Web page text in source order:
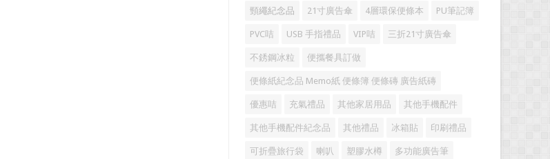
頸繩紀念品 21寸廣告傘 4層環保便條本 PU筆記簿
PVC咭 USB 手指禮品 VIP咭 三折21寸廣告傘
不銹鋼冰粒 便攜餐具訂做
便條紙紀念品 Memo紙 便條簿 便條磚 廣告紙磚
優惠咭 充氣禮品 其他家居用品 其他手機配件
其他手機配件紀念品 其他禮品 冰箱貼 印刷禮品
可折疊旅行袋 喇叭 塑膠水樽 多功能廣告筆